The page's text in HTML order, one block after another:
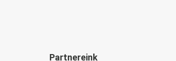
Partnereink